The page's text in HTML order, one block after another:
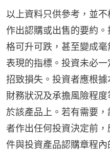
以上資料只供參考，並
作出認購或出售的要約
格可升可跌，甚至變成
表現的指標。投資未必
招致損失。投資者應根
財務狀況及承擔風險程
於該產品上。若有需要
者作出任何投資決定前
件與投資產品認購章程